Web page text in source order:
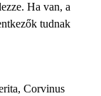
Ha van, a
tudnak
Corvinus